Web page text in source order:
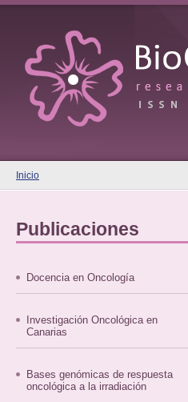
Inicio
Publicaciones
Docencia en Oncología
Investigación Oncológica en
Canarias
Bases genómicas de respuesta
oncológica a la irradiación